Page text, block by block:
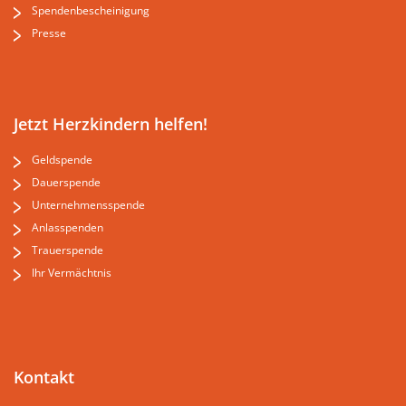
Spendenbescheinigung
Presse
Jetzt Herzkindern helfen!
Geldspende
Dauerspende
Unternehmensspende
Anlasspenden
Trauerspende
Ihr Vermächtnis
Kontakt